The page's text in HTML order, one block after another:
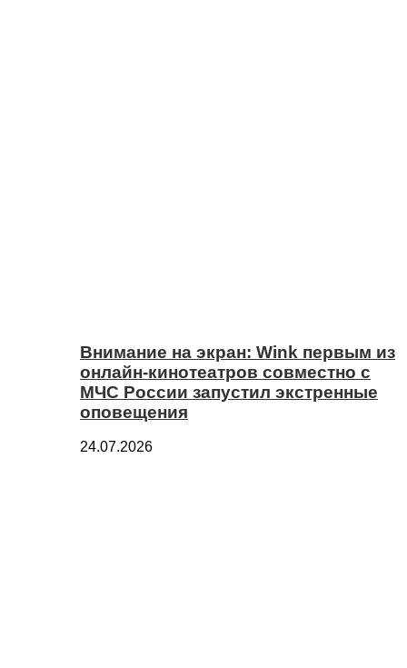
Внимание на экран: Wink первым из
онлайн-кинотеатров совместно с
МЧС России запустил экстренные
оповещения
24.07.2026